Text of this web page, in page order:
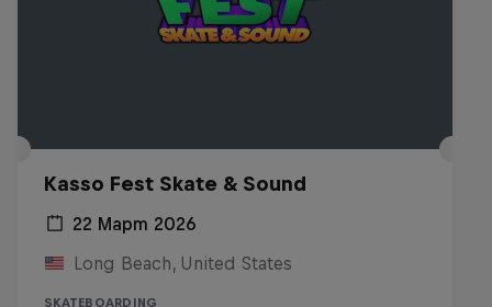
Kasso Fest Skate & Sound
22 Март 2026
Long Beach, United States
SKATEBOARDING